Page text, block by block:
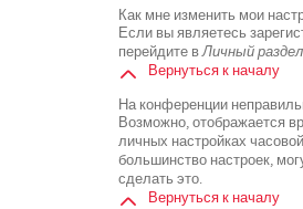
Как мне изменить мои
Если вы являетесь
перейдите вЛичный раздел
Вернуться к началу
На конференции
Возможно, отображается
личных настройках
большинство настроек,
сделать это.
Вернуться к началу